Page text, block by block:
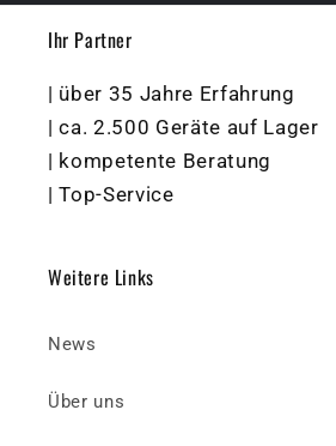
Ihr Partner
| über 35 Jahre Erfahrung
| ca. 2.500 Geräte auf Lager
| kompetente Beratung
| Top-Service
Weitere Links
News
Über uns